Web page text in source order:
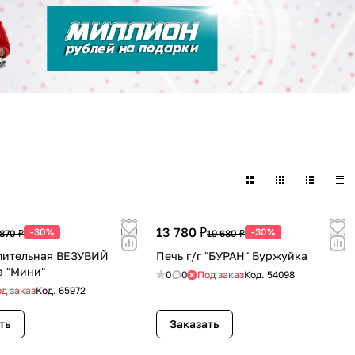
₽ -30%
ВЕЗУВИЙ
"Мини"
заказКод. 65972
13 780 ₽19 680 ₽ -30%
Печь г/г "БУРАН" Буржуйка
0 0 Под заказКод. 54098
Заказать